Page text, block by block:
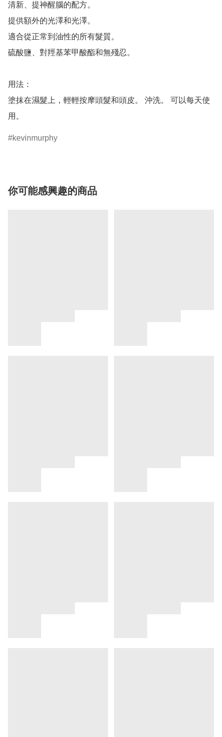
清新、提神醒腦的配方。
提供額外的光澤和光澤。
適合從正常到油性的所有髮質。
硫酸鹽、對羥基苯甲酸酯和無殘忍。
用法：
塗抹在濕髮上，輕輕按摩頭髮和頭皮。 沖洗。 可以每天使
kevinmurphy
你可能感興趣的商品